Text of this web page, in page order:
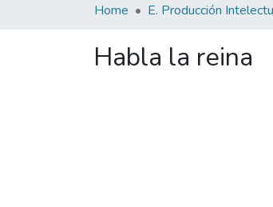
Home
Habla la reina